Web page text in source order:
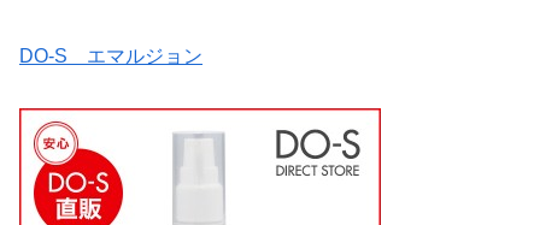
DO-S エマルジョン